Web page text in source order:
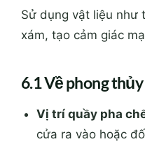
Sử dụng vật liệu như
xám, tạo cảm giác
6.1 Về phong thủy
Vị trí quầy pha
cửa ra vào hoặc